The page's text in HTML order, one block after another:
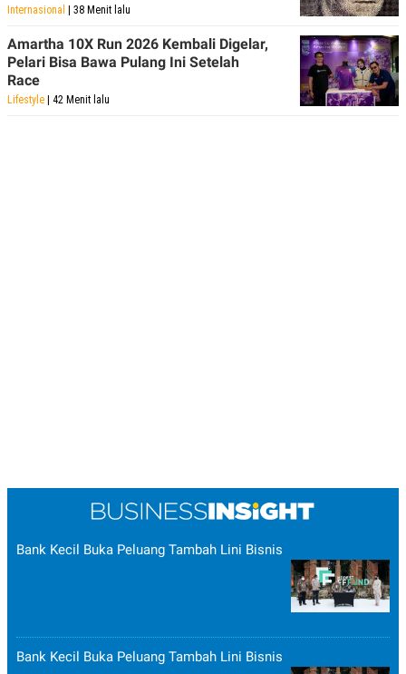
Internasional | 38 Menit lalu
Amartha 10X Run 2026 Kembali Digelar,
Pelari Bisa Bawa Pulang Ini Setelah
Race
Lifestyle | 42 Menit lalu
Bank Kecil Buka Peluang Tambah Lini Bisnis
Bank Kecil Buka Peluang Tambah Lini Bisnis